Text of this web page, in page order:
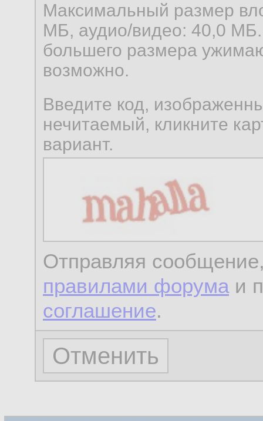
Максимальный размер
МБ, аудио/видео: 40,0 МБ.
большего размера
возможно.
Введите код,
нечитаемый, кликните
вариант.
Отправляя
правилами форумаи
соглашение.